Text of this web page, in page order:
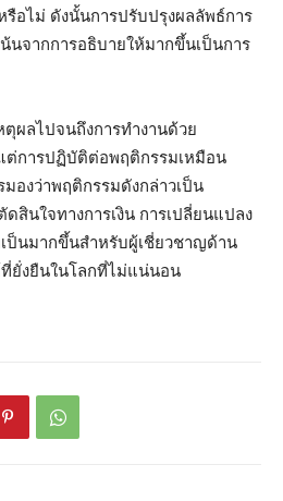
อไม่ ดังนั้นการปรับปรุงผลลัพธ์การ
นจากการอธิบายให้มากขึ้นเป็นการ
ผลไปจนถึงการทำงานด้วย
ต่การปฏิบัติต่อพฤติกรรมเหมือน
องว่าพฤติกรรมดังกล่าวเป็น
นใจทางการเงิน การเปลี่ยนแปลง
ป็นมากขึ้นสำหรับผู้เชี่ยวชาญด้าน
ยั่งยืนในโลกที่ไม่แน่นอน